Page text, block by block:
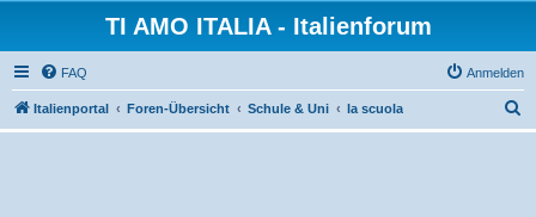
TI AMO ITALIA - Italienforum
FAQ Anmelden
Italienportal Foren-Übersicht Schule & Uni la scuola
u